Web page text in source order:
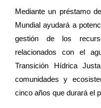
Mediante un préstamo
Mundial ayudará a
gestión de los
relacionados con el
Transición Hídrica
comunidades y
cinco años que durará el